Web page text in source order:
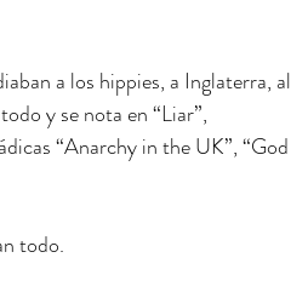
a los hippies, a Inglaterra, al
y se nota en “Liar”,
“Anarchy in the UK”, “God
todo.